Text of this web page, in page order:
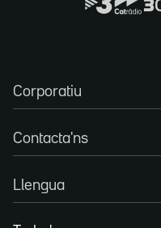
Corporatiu
Contacta'ns
Llengua